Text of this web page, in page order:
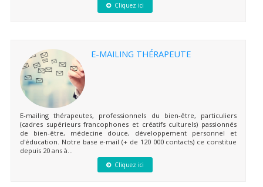
Cliquez ici
E-MAILING THÉRAPEUTE
E-mailing thérapeutes, professionnels du bien-être, particuliers
(cadres supérieurs francophones et créatifs culturels) passionnés
de bien-être, médecine douce, développement personnel et
d'éducation. Notre base e-mail (+ de 120 000 contacts) ce constitue
depuis 20 ans à...
Cliquez ici